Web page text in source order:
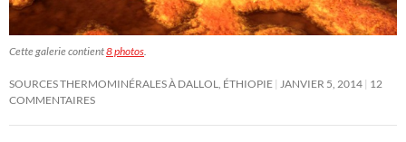
Cette galerie contient8 photos
SOURCES THERMOMINÉRALES À DALLOL, ÉTHIOPIE JANVIER 5, 2014 12
COMMENTAIRES